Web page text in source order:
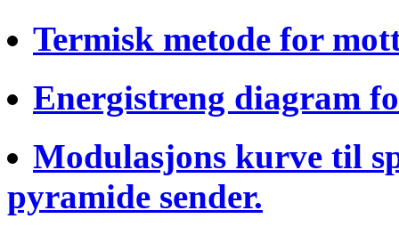
Termisk metode for
Energistreng diagram
Modulasjons kurve til
pyramide sender.